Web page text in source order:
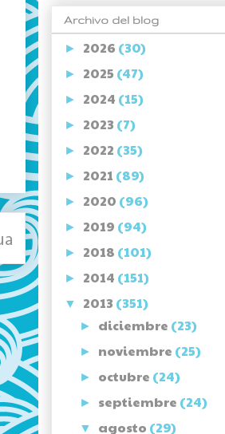
Archivo del blog
► 2026 (30)
► 2025 (47)
► 2024 (15)
► 2023 (7)
► 2022 (35)
► 2021 (89)
► 2020 (96)
► 2019 (94)
► 2018 (101)
► 2014 (151)
▼ 2013 (351)
► diciembre (23)
► noviembre (25)
► octubre (24)
► septiembre (24)
▼ agosto (29)